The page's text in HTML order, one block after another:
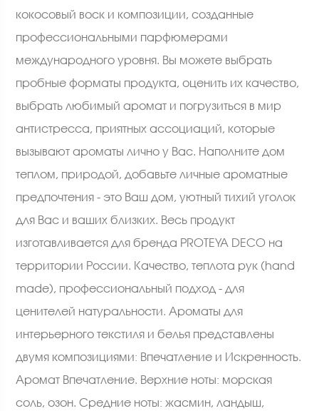
кокосовый воск и композиции, созданные
профессиональными парфюмерами
международного уровня. Вы можете выбрать
пробные форматы продукта, оценить их качество,
выбрать любимый аромат и погрузиться в мир
антистресса, приятных ассоциаций, которые
вызывают ароматы лично у Вас. Наполните дом
теплом, природой, добавьте личные ароматные
предпочтения - это Ваш дом, уютный тихий уголок
для Вас и ваших близких. Весь продукт
изготавливается для бренда PROTEYA DECO на
территории России. Качество, теплота рук (hand
made), профессиональный подход - для
ценителей натуральности. Ароматы для
интерьерного текстиля и белья представлены
двумя композициями: Впечатление и Искренность.
Аромат Впечатление. Верхние ноты: морская
соль, озон. Средние ноты: жасмин, ландыш,